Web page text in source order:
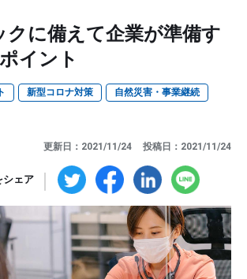
クに備えて企業が準備す
イント
新型コロナ対策
自然災害・事業継続
更新日：2021/11/24 投稿日：2021/11/24
シェア